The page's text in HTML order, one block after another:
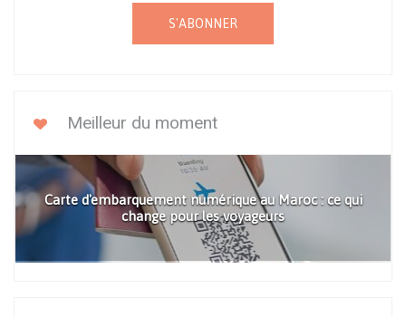
S'ABONNER
Meilleur du moment
Carte d'embarquement numérique au Maroc : ce qui
change pour les voyageurs